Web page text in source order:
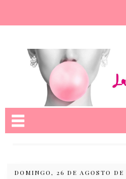
DOMINGO, 26 DE AGOSTO DE